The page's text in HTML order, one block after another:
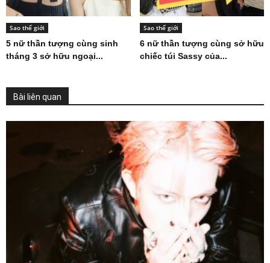
Sao thế giới
5 nữ thần tượng cùng sinh
tháng 3 sở hữu ngoại...
Sao thế giới
6 nữ thần tượng cùng sở hữu
chiếc túi Sassy của...
Bài liên quan